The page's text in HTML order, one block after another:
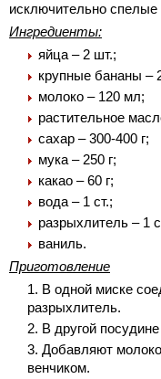
исключительно
Ингредиенты:
яйца – 2 шт.;
крупные бананы –
молоко – 120 мл;
растительное
сахар – 300-400 г;
мука – 250 г;
какао – 60 г;
вода – 1 ст.;
разрыхлитель – 1
ваниль.
Приготовление
В одной миске
разрыхлитель.
В другой
Добавляют
венчиком.